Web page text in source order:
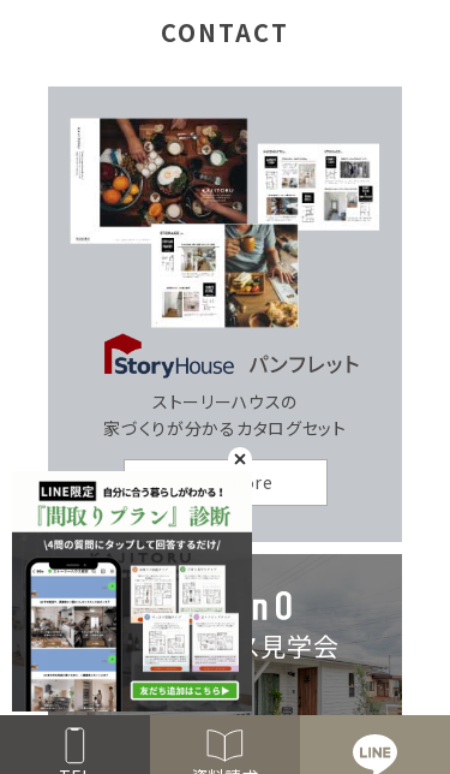
CONTACT
モデルハウス見学会
Read more
ストーリーハウスの
家づくりが分かるカタログセット
Read more